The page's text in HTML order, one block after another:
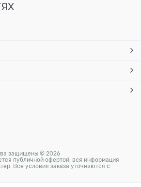
защищены © 2026
публичной офертой, вся информация
Все условия заказа уточняются с